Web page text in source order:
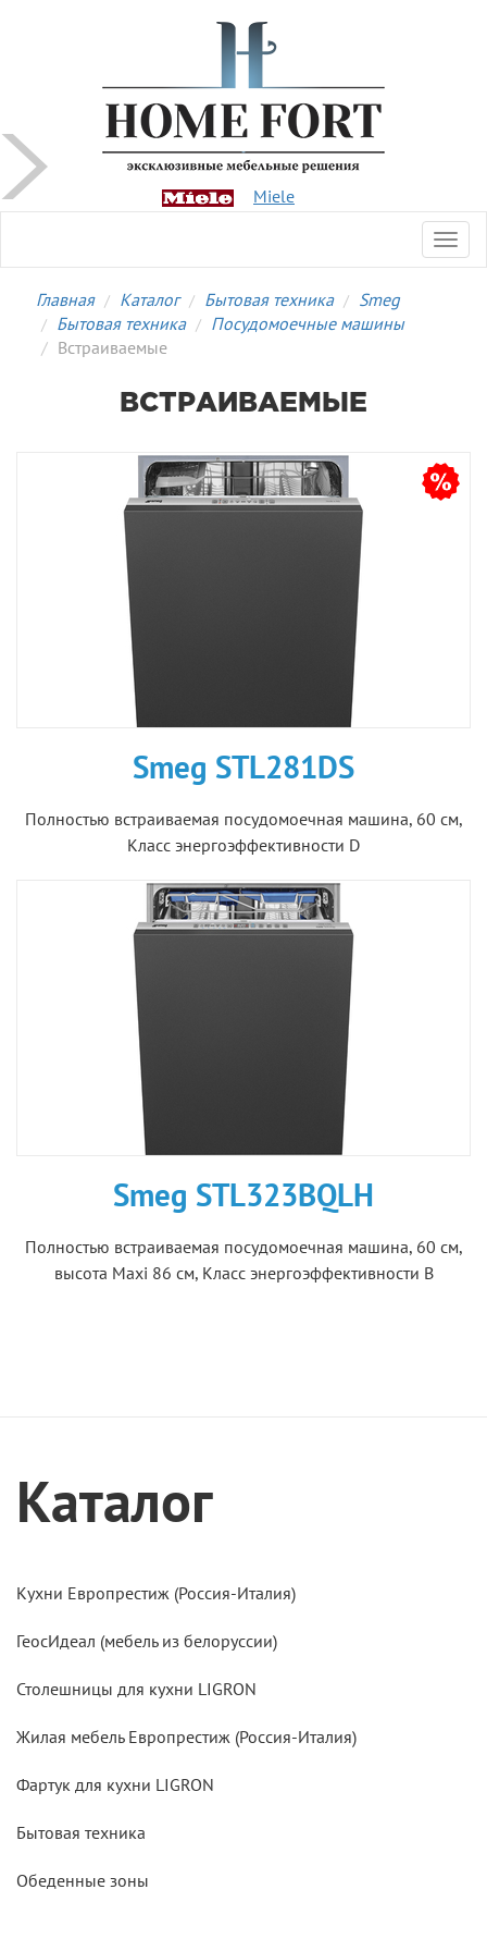
Miele
Главная Каталог Бытовая техника
Smeg
Бытовая техника
Посудомоечные машины
Встраиваемые
ВСТРАИВАЕМЫЕ
Smeg STL281DS
Полностью встраиваемая посудомоечная машина, 60 см,
Класс энергоэффективности D
Smeg STL323BQLH
Полностью встраиваемая посудомоечная машина, 60 см,
высота Maxi 86 см, Класс энергоэффективности B
Каталог
Кухни Европрестиж (Россия-Италия)
ГеосИдеал (мебель из белоруссии)
Столешницы для кухни LIGRON
Жилая мебель Европрестиж (Россия-Италия)
Фартук для кухни LIGRON
Бытовая техника
Обеденные зоны